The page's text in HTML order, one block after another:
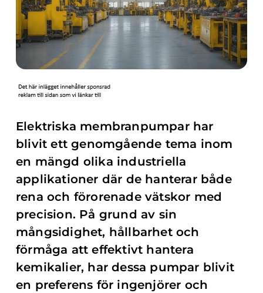
Elektriska membranpumpar har
blivit ett genomgående tema inom
en mängd olika industriella
applikationer där de hanterar både
rena och förorenade vätskor med
precision. På grund av sin
mångsidighet, hållbarhet och
förmåga att effektivt hantera
kemikalier, har dessa pumpar blivit
en preferens för ingenjörer och